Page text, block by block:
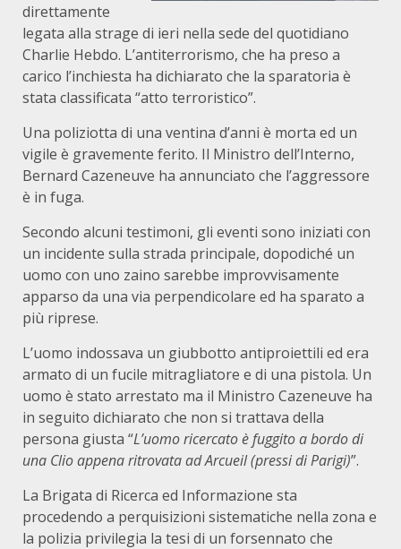
direttamente
legata alla strage di ieri nella sede del quotidiano
Charlie Hebdo. L’antiterrorismo, che ha preso a
carico l’inchiesta ha dichiarato che la sparatoria è
stata classificata “atto terroristico”.
Una poliziotta di una ventina d’anni è morta ed un
vigile è gravemente ferito. Il Ministro dell’Interno,
Bernard Cazeneuve ha annunciato che l’aggressore
è in fuga.
Secondo alcuni testimoni, gli eventi sono iniziati con
un incidente sulla strada principale, dopodiché un
uomo con uno zaino sarebbe improvvisamente
apparso da una via perpendicolare ed ha sparato a
più riprese.
L’uomo indossava un giubbotto antiproiettili ed era
armato di un fucile mitragliatore e di una pistola. Un
uomo è stato arrestato ma il Ministro Cazeneuve ha
in seguito dichiarato che non si trattava della
persona giusta “L’uomo ricercato è fuggito a bordo di
una Clio appena ritrovata ad Arcueil (pressi di Parigi)”.
La Brigata di Ricerca ed Informazione sta
procedendo a perquisizioni sistematiche nella zona e
la polizia privilegia la tesi di un forsennato che